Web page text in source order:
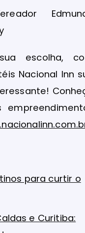
escolha,
Nacional Inn
para curtir o
e Curitiba: